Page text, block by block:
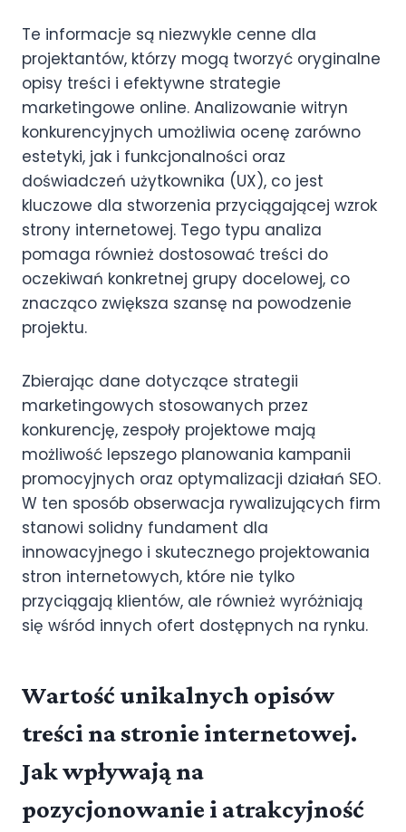
Te informacje są niezwykle cenne dla
projektantów, którzy mogą tworzyć oryginalne
opisy treści i efektywne strategie
marketingowe online. Analizowanie witryn
konkurencyjnych umożliwia ocenę zarówno
estetyki, jak i funkcjonalności oraz
doświadczeń użytkownika (UX), co jest
kluczowe dla stworzenia przyciągającej wzrok
strony internetowej. Tego typu analiza
pomaga również dostosować treści do
oczekiwań konkretnej grupy docelowej, co
znacząco zwiększa szansę na powodzenie
projektu.
Zbierając dane dotyczące strategii
marketingowych stosowanych przez
konkurencję, zespoły projektowe mają
możliwość lepszego planowania kampanii
promocyjnych oraz optymalizacji działań SEO.
W ten sposób obserwacja rywalizujących firm
stanowi solidny fundament dla
innowacyjnego i skutecznego projektowania
stron internetowych, które nie tylko
przyciągają klientów, ale również wyróżniają
się wśród innych ofert dostępnych na rynku.
Wartość unikalnych opisów
treści na stronie internetowej.
Jak wpływają na
pozycjonowanie i atrakcyjność